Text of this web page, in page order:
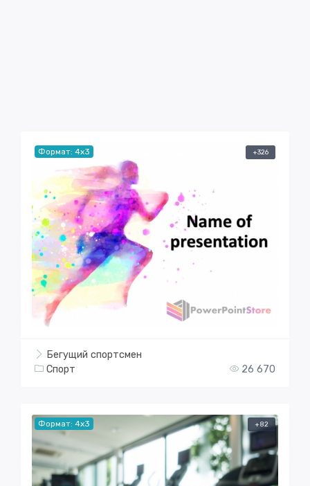
Формат: 4x3 +326
Бегущий спортсмен
Спорт
26 670
Формат: 4x3 +82